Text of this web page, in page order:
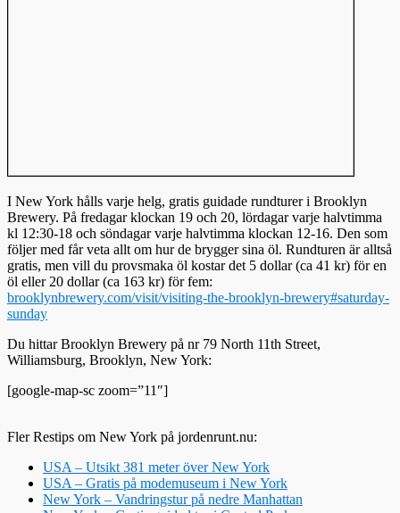
I New York hålls varje helg, gratis guidade rundturer i Brooklyn
Brewery. På fredagar klockan 19 och 20, lördagar varje halvtimma
kl 12:30-18 och söndagar varje halvtimma klockan 12-16. Den som
följer med får veta allt om hur de brygger sina öl. Rundturen är alltså
gratis, men vill du provsmaka öl kostar det 5 dollar (ca 41 kr) för en
öl eller 20 dollar (ca 163 kr) för fem:
brooklynbrewery.com/visit/visiting-the-brooklyn-brewery#saturday-
sunday
Du hittar Brooklyn Brewery på nr 79 North 11th Street,
Williamsburg, Brooklyn, New York:
[google-map-sc zoom=”11″]
Fler Restips om New York på jordenrunt.nu:
USA – Utsikt 381 meter över New York
USA – Gratis på modemuseum i New York
New York – Vandringstur på nedre Manhattan